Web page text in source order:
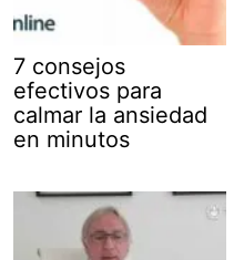
7 consejos
efectivos para
calmar la ansiedad
en minutos